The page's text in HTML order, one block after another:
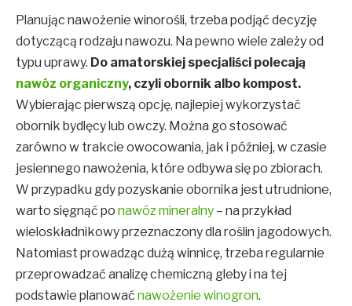
Planując nawożenie winorośli, trzeba podjąć decyzję
dotyczącą rodzaju nawozu. Na pewno wiele zależy od
typu uprawy. Do amatorskiej specjaliści polecają
nawóz organiczny, czyli obornik albo kompost.
Wybierając pierwszą opcję, najlepiej wykorzystać
obornik bydlęcy lub owczy. Można go stosować
zarówno w trakcie owocowania, jak i później, w czasie
jesiennego nawożenia, które odbywa się po zbiorach.
W przypadku gdy pozyskanie obornika jest utrudnione,
warto sięgnąć po nawóz mineralny – na przykład
wieloskładnikowy przeznaczony dla roślin jagodowych.
Natomiast prowadząc dużą winnicę, trzeba regularnie
przeprowadzać analizę chemiczną gleby i na tej
podstawie planować nawożenie winogron.